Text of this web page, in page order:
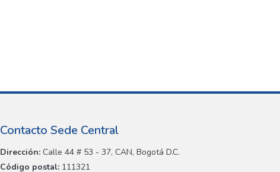
Contacto Sede Central
Dirección: Calle 44 # 53 - 37, CAN, Bogotá D.C.
Código postal: 111321